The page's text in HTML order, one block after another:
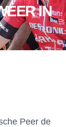
IN
Peer de